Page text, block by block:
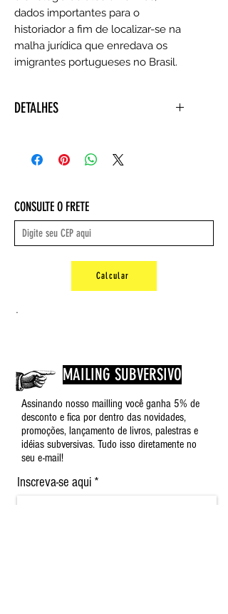
dados importantes para o
historiador a fim de localizar-se na
malha jurídica que enredava os
imigrantes portugueses no Brasil.
DETALHES
fevereiro 2011)
ISBN-10 ‏ : ‎ 853141637X
ISBN-13 ‏ : ‎ 978-8531412905
Dimensões ‏ : ‎ 23.6 x 16.4 x 2.4 cm
CONSULTE O FRETE
Calcular
.
MAILING SUBVERSIVO
Assinando nosso mailling você ganha 5% de
desconto e fica por dentro das novidades,
promoções, lançamento de livros, palestras e
idéias subversivas. Tudo isso diretamente no
seu e-mail!
Inscreva-se aqui